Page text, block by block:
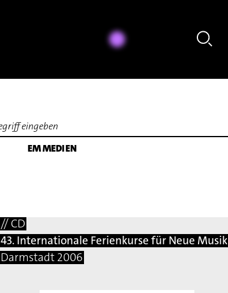
EM MEDIEN
// CD
43. Internationale Ferienkurse für Neue Musik
Darmstadt 2006